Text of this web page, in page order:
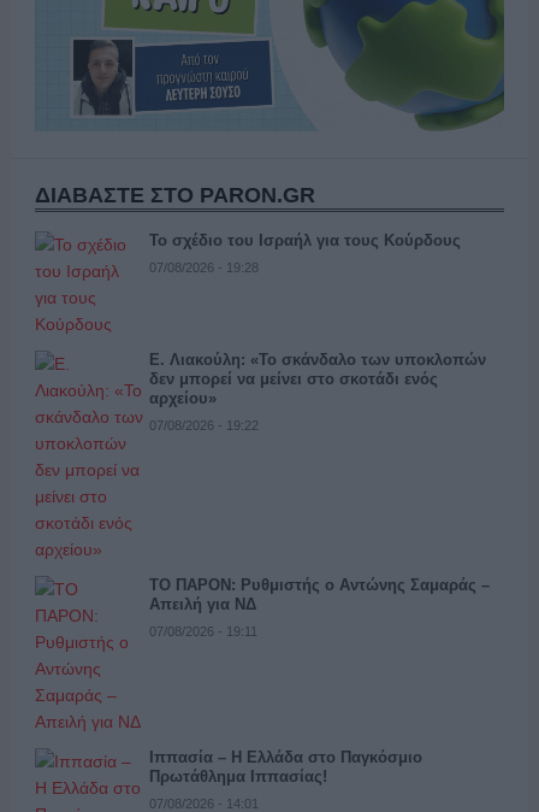
ΔΙΑΒΑΣΤΕ ΣΤΟ PARON.GR
Το σχέδιο του Ισραήλ για τους Κούρδους
07/08/2026 - 19:28
Ε. Λιακούλη: «Το σκάνδαλο των υποκλοπών
δεν μπορεί να μείνει στο σκοτάδι ενός
αρχείου»
07/08/2026 - 19:22
ΤΟ ΠΑΡΟΝ: Ρυθμιστής ο Αντώνης Σαμαράς –
Απειλή για ΝΔ
07/08/2026 - 19:11
Ιππασία – Η Ελλάδα στο Παγκόσμιο
Πρωτάθλημα Ιππασίας!
07/08/2026 - 14:01